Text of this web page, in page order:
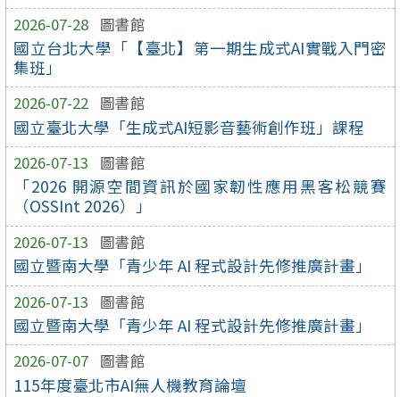
2026-07-28 圖書館
國立台北大學「【臺北】第一期生成式AI實戰入門密
集班」
2026-07-22 圖書館
國立臺北大學「生成式AI短影音藝術創作班」課程
2026-07-13 圖書館
「2026 開源空間資訊於國家韌性應用黑客松競賽
（OSSInt 2026）」
2026-07-13 圖書館
國立暨南大學「青少年 AI 程式設計先修推廣計畫」
2026-07-13 圖書館
國立暨南大學「青少年 AI 程式設計先修推廣計畫」
2026-07-07 圖書館
115年度臺北市AI無人機教育論壇